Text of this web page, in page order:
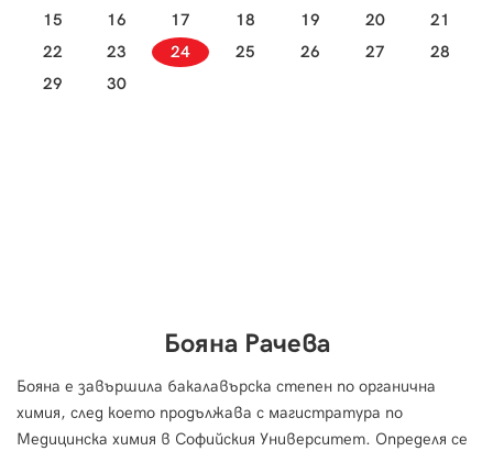
15
16 17 18 19 20
21
22
23 24 25 26 27
28
29
30
Бояна Рачева
Бояна е завършила бакалавърска степен по органична
химия, след което продължава с магистратура по
Медицинска химия в Софийския Университет. Определя се